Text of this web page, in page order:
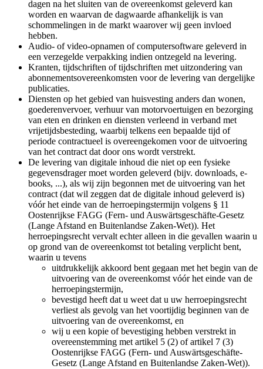
dagen na het sluiten van de overeenkomst geleverd kan
worden en waarvan de dagwaarde afhankelijk is van
schommelingen in de markt waarover wij geen invloed
hebben.
Audio- of video-opnamen of computersoftware geleverd in
een verzegelde verpakking indien ontzegeld na levering.
Kranten, tijdschriften of tijdschriften met uitzondering van
abonnementsovereenkomsten voor de levering van dergelijke
publicaties.
Diensten op het gebied van huisvesting anders dan wonen,
goederenvervoer, verhuur van motorvoertuigen en bezorging
van eten en drinken en diensten verleend in verband met
vrijetijdsbesteding, waarbij telkens een bepaalde tijd of
periode contractueel is overeengekomen voor de uitvoering
van het contract dat door ons wordt verstrekt.
De levering van digitale inhoud die niet op een fysieke
gegevensdrager moet worden geleverd (bijv. downloads, e-
books, ...), als wij zijn begonnen met de uitvoering van het
contract (dat wil zeggen dat de digitale inhoud geleverd is)
vóór het einde van de herroepingstermijn volgens § 11
Oostenrijkse FAGG (Fern- und Auswärtsgeschäfte-Gesetz
(Lange Afstand en Buitenlandse Zaken-Wet)). Het
herroepingsrecht vervalt echter alleen in die gevallen waarin u
op grond van de overeenkomst tot betaling verplicht bent,
waarin u tevens
uitdrukkelijk akkoord bent gegaan met het begin van de
uitvoering van de overeenkomst vóór het einde van de
herroepingstermijn,
bevestigd heeft dat u weet dat u uw herroepingsrecht
verliest als gevolg van het voortijdig beginnen van de
uitvoering van de overeenkomst, en
wij u een kopie of bevestiging hebben verstrekt in
overeenstemming met artikel 5 (2) of artikel 7 (3)
Oostenrijkse FAGG (Fern- und Auswärtsgeschäfte-
Gesetz (Lange Afstand en Buitenlandse Zaken-Wet)).